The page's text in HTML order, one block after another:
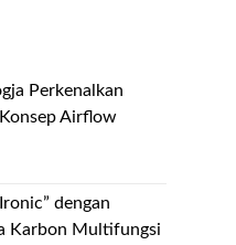
Perkenalkan
Airflow
dengan
Karbon Multifungsi